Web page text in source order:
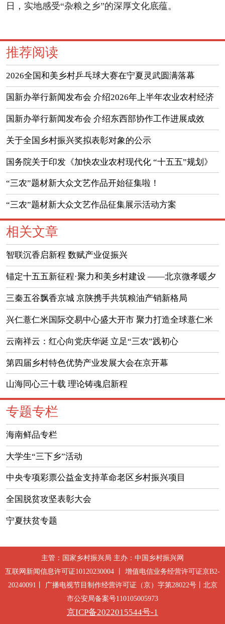
日，实地感受“杂粮之乡”的深厚文化底蕴。
推荐阅读
2026全国和美乡村乒乓球大赛在宁夏灵武圆满落幕
国新办举行新闻发布会 介绍2026年上半年农业农村经济
运行情况
国新办举行新闻发布会 介绍东西部协作工作进展成效
（实录）
关于全国乡村振兴奖拟表彰对象的公示
国务院关于印发《加快农业农村现代化 “十五五”规划》
的通知
“三农”题材新大众文艺作品开始征集啦！
“三农”题材新大众文艺作品征集展示活动方案
相关文章
智联沉香启新程 数赋产业促振兴
锚定十五五新征程·聚力和美乡村建设 ——北京微孝暖夕
慈善基金会工作部署推进会顺利召开
三秦五谷飘香京城 京陕携手共筑粮油产销新格局
兴仁薏仁米国际交易中心盛大开市 聚力打造全球薏仁米
产业核心高地
云南祥云：红心向党庆华诞 立足“三农”践初心
第四届乡村特色优势产业发展大会在京开幕
山海同心三十载 理论铸魂启新程
专题专栏
海南鲜品专栏
大学生“三下乡”活动
中央专项彩票公益金支持革命老区乡村振兴项目
全国脱贫攻坚表彰大会
宁夏扶贫专题
主管：国家乡村振兴局 主办：中国乡村振兴网
互联网新闻信息许可证10120230004 丨 增值电信业务经营许可证京B2-
20240091丨 广播电视节目制作经营许可证（京）字第28022号丨北京
市公安局备案号110105005973
京ICP备2022015544号-1